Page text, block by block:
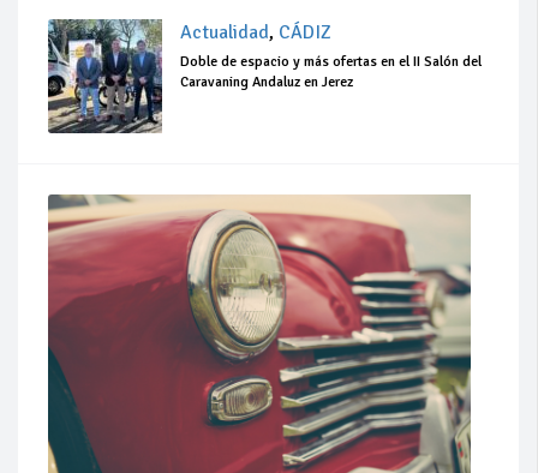
Actualidad, CÁDIZ
Doble de espacio y más ofertas en el II Salón del
Caravaning Andaluz en Jerez